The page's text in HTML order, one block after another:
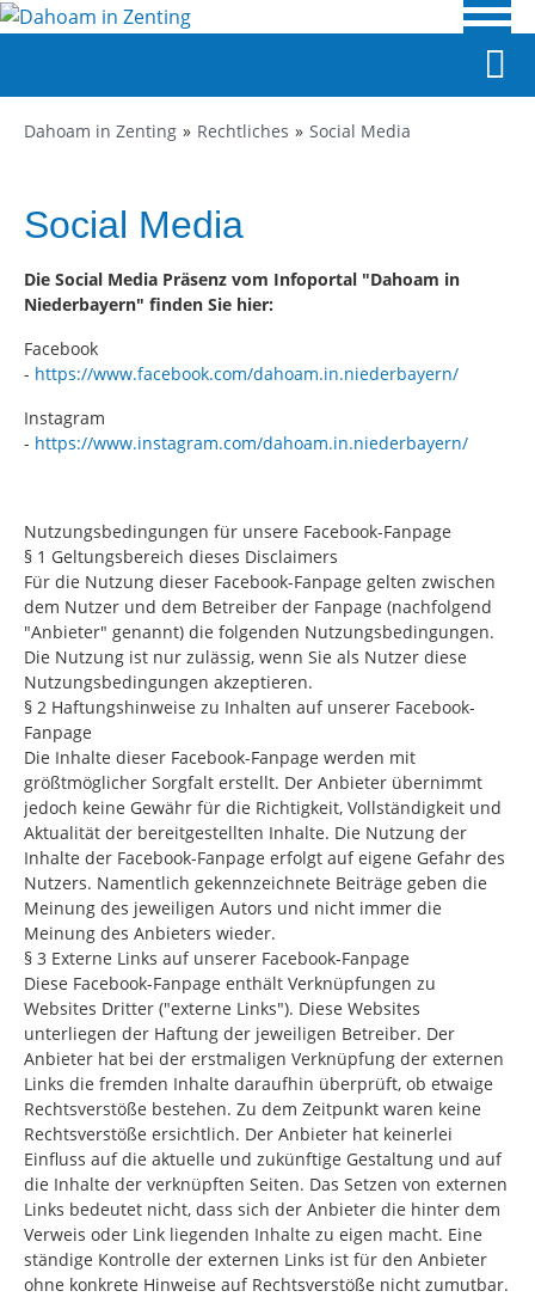
Dahoam in Zenting Rechtliches Social Media
Social Media
Die Social Media Präsenz vom Infoportal "Dahoam in
Niederbayern" finden Sie hier:
Facebook
- https://www.facebook.com/dahoam.in.niederbayern/
Instagram
- https://www.instagram.com/dahoam.in.niederbayern/
Nutzungsbedingungen für unsere Facebook-Fanpage
§ 1 Geltungsbereich dieses Disclaimers
Für die Nutzung dieser Facebook-Fanpage gelten zwischen
dem Nutzer und dem Betreiber der Fanpage (nachfolgend
"Anbieter" genannt) die folgenden Nutzungsbedingungen.
Die Nutzung ist nur zulässig, wenn Sie als Nutzer diese
Nutzungsbedingungen akzeptieren.
§ 2 Haftungshinweise zu Inhalten auf unserer Facebook-
Fanpage
Die Inhalte dieser Facebook-Fanpage werden mit
größtmöglicher Sorgfalt erstellt. Der Anbieter übernimmt
jedoch keine Gewähr für die Richtigkeit, Vollständigkeit und
Aktualität der bereitgestellten Inhalte. Die Nutzung der
Inhalte der Facebook-Fanpage erfolgt auf eigene Gefahr des
Nutzers. Namentlich gekennzeichnete Beiträge geben die
Meinung des jeweiligen Autors und nicht immer die
Meinung des Anbieters wieder.
§ 3 Externe Links auf unserer Facebook-Fanpage
Diese Facebook-Fanpage enthält Verknüpfungen zu
Websites Dritter ("externe Links"). Diese Websites
unterliegen der Haftung der jeweiligen Betreiber. Der
Anbieter hat bei der erstmaligen Verknüpfung der externen
Links die fremden Inhalte daraufhin überprüft, ob etwaige
Rechtsverstöße bestehen. Zu dem Zeitpunkt waren keine
Rechtsverstöße ersichtlich. Der Anbieter hat keinerlei
Einfluss auf die aktuelle und zukünftige Gestaltung und auf
die Inhalte der verknüpften Seiten. Das Setzen von externen
Links bedeutet nicht, dass sich der Anbieter die hinter dem
Verweis oder Link liegenden Inhalte zu eigen macht. Eine
ständige Kontrolle der externen Links ist für den Anbieter
ohne konkrete Hinweise auf Rechtsverstöße nicht zumutbar.